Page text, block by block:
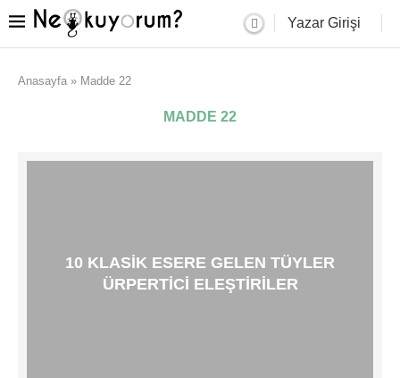
Yazar Girişi
Anasayfa » Madde 22
MADDE 22
10 KLASIK ESERE GELEN TÜYLER
ÜRPERTICI ELEŞTIRILER